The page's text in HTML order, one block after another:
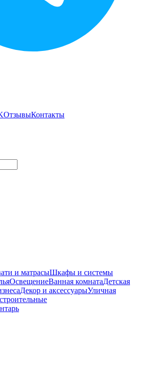
ОтзывыКонтакты
и матрасыШкафы и системы
ОсвещениеВанная комнатаДетская
Декор и аксессуарыУличная